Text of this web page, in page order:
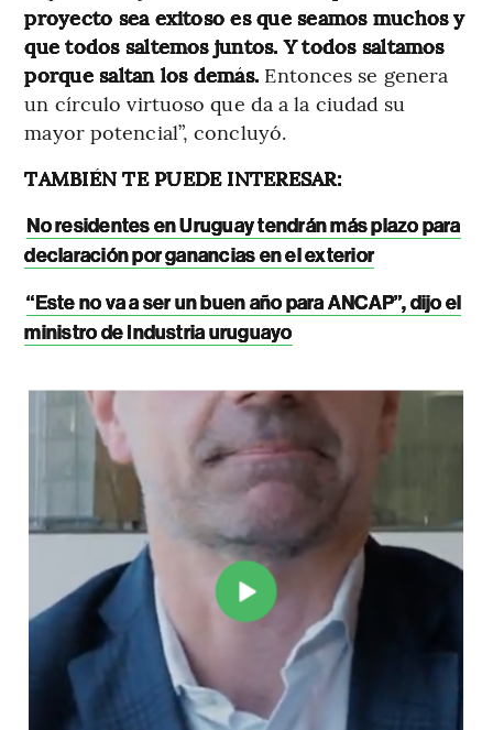
proyecto sea exitoso es que seamos muchos y
que todos saltemos juntos. Y todos saltamos
porque saltan los demás. Entonces se genera
un círculo virtuoso que da a la ciudad su
mayor potencial”, concluyó.
TAMBIÉN TE PUEDE INTERESAR:
No residentes en Uruguay tendrán más plazo para
declaración por ganancias en el exterior
“Este no va a ser un buen año para ANCAP”, dijo el
ministro de Industria uruguayo